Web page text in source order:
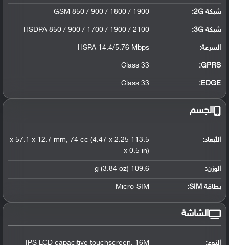
شبكة 2G: GSM 850 / 900 / 1800 / 1900
شبكة 3G :
HSDPA 850 / 900 / 1700 / 1900 / 2100
السرعة: HSPA 14.4/5.76 Mbps
GPRS:
Class 33
EDGE:
Class 33
الجسم
الأبعاد:
113.5 x 57.1 x 12.7 mm, 74 cc (4.47 x 2.25
x 0.5 in)
الوزن: 109.6 g (3.84 oz)
بطاقة SIM: Micro-SIM
الشاشة
النوع:
IPS LCD capacitive touchscreen, 16M